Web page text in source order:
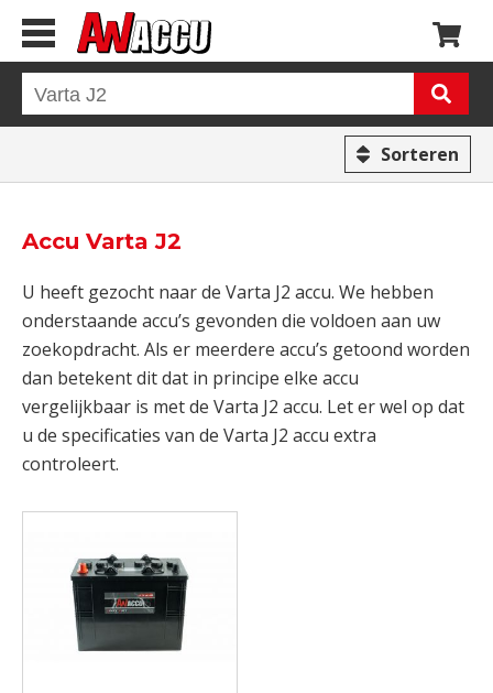
Sorteren
Accu Varta J2
U heeft gezocht naar de Varta J2 accu. We hebben
onderstaande accu’s gevonden die voldoen aan uw
zoekopdracht. Als er meerdere accu’s getoond worden
dan betekent dit dat in principe elke accu
vergelijkbaar is met de Varta J2 accu. Let er wel op dat
u de specificaties van de Varta J2 accu extra
controleert.